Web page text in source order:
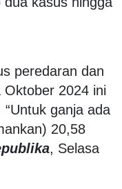
peredaran dan
Oktober 2024 ini
ganja ada
20,58
, Selasa